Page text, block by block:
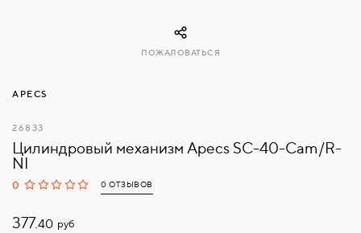
APECS
26833
Цилиндровый механизм Apecs SC-40-Cam/R-
NI
0 0 ОТЗЫВОВ
377.40 руб
ПОЖАЛОВАТЬСЯ